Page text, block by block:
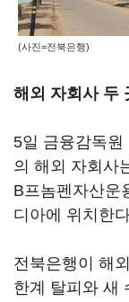
(사진=전북은행)
해외 자회사 두
5일 금융감독원
의 해외 자회사
B프놈펜자산운
디아에 위치한
전북은행이 해
한계 탈피와 새